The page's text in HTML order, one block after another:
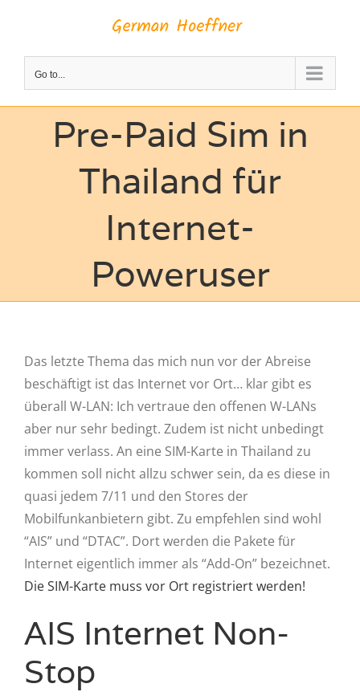
content
Go to...
Pre-Paid Sim in
Thailand für
Internet-
Poweruser
Das letzte Thema das mich nun vor der Abreise
beschäftigt ist das Internet vor Ort… klar gibt es
überall W-LAN: Ich vertraue den offenen W-LANs
aber nur sehr bedingt. Zudem ist nicht unbedingt
immer verlass. An eine SIM-Karte in Thailand zu
kommen soll nicht allzu schwer sein, da es diese in
quasi jedem 7/11 und den Stores der
Mobilfunkanbietern gibt. Zu empfehlen sind wohl
“AIS” und “DTAC”. Dort werden die Pakete für
Internet eigentlich immer als “Add-On” bezeichnet.
Die SIM-Karte muss vor Ort registriert werden!
AIS Internet Non-
Stop